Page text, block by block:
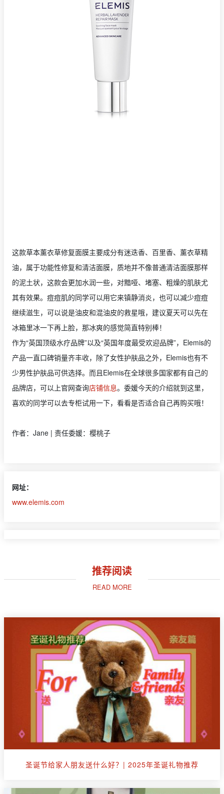
这款草本薰衣草修复面膜主要成分有迷迭香、百里香、薰衣草精
油，属于功能性修复和清洁面膜，质地并不像普通清洁面膜那样
的泥土状，这款会更加水润一些，对黯哑、堵塞、粗燥的肌肤尤
其有效果。痘痘肌的同学可以用它来镇静消炎，也可以减少痘痘
继续滋生，可以说是油皮和混油皮的救星哦，建议夏天可以先在
冰箱里冰一下再上脸，那冰爽的感觉简直特别棒！
作为“英国顶级水疗品牌”以及“英国年度最受欢迎品牌”，Elemis的
产品一直口碑销量齐丰收，除了女性护肤品之外，Elemis也有不
少男性护肤品可供选择。而且Elemis在全球很多国家都有自己的
品牌店，可以上官网查询店铺信息。委媛今天的介绍就到这里，
喜欢的同学可以去专柜试用一下，看看是否适合自己再购买哦！
作者：Jane | 责任委媛：樱桃子
网址：
www.elemis.com
推荐阅读
READ MORE
圣诞节给家人朋友送什么好？| 2025年圣诞礼物推荐